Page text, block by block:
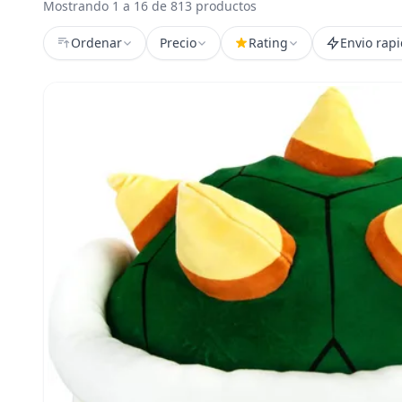
Mostrando 1 a 16 de 813 productos
Ordenar Precio Rating Envio